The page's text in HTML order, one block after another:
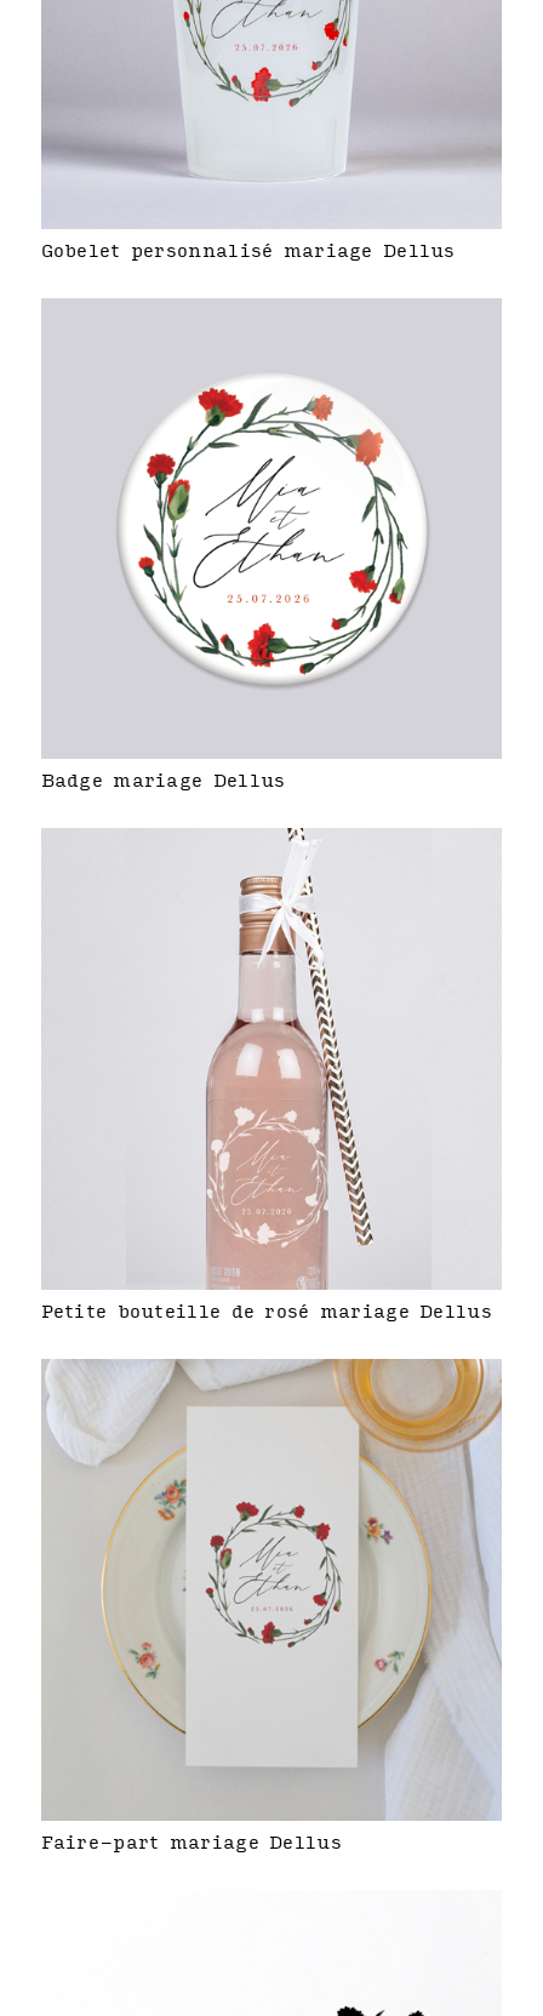
Gobelet personnalisé mariage Dellus
Badge mariage Dellus
Petite bouteille de rosé mariage Dellus
Faire-part mariage Dellus